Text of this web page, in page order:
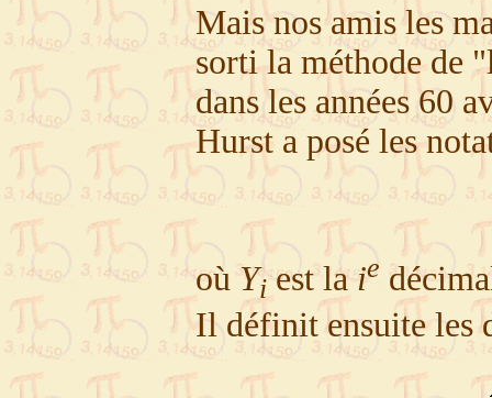
Mais nos amis les
sorti la méthode de
dans les années 60
Hurst a posé les
oùYiest laie
Il définit ensuite les